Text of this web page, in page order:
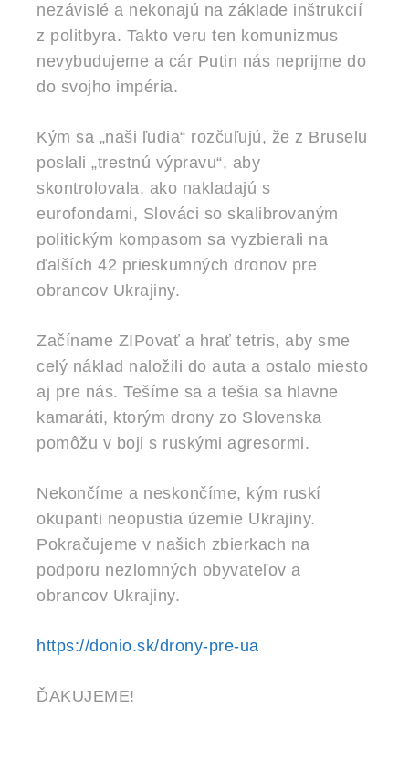
nezávislé a nekonajú na základe inštrukcií
z politbyra. Takto veru ten komunizmus
nevybudujeme a cár Putin nás neprijme do
do svojho impéria.
Kým sa „naši ľudia“ rozčuľujú, že z Bruselu
poslali „trestnú výpravu“, aby
skontrolovala, ako nakladajú s
eurofondami, Slováci so skalibrovaným
politickým kompasom sa vyzbierali na
ďalších 42 prieskumných dronov pre
obrancov Ukrajiny.
Začíname ZIPovať a hrať tetris, aby sme
celý náklad naložili do auta a ostalo miesto
aj pre nás. Tešíme sa a tešia sa hlavne
kamaráti, ktorým drony zo Slovenska
pomôžu v boji s ruskými agresormi.
Nekončíme a neskončíme, kým ruskí
okupanti neopustia územie Ukrajiny.
Pokračujeme v našich zbierkach na
podporu nezlomných obyvateľov a
obrancov Ukrajiny.
https://donio.sk/drony-pre-ua
ĎAKUJEME!